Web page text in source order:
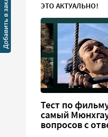
ЭТО АКТУАЛЬНО!
Тест по
самый
вопросов с